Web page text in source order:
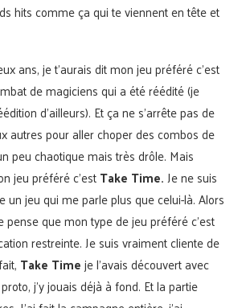
hits comme ça qui te viennent en tête et
ans, je t’aurais dit mon jeu préféré c’est
de magiciens qui a été réédité (je
d’ailleurs). Et ça ne s’arrête pas de
autres pour aller choper des combos de
peu chaotique mais très drôle. Mais
jeu préféré c’estTake Time.Je ne suis
un jeu qui me parle plus que celui-là. Alors
que mon type de jeu préféré c’est
restreinte. Je suis vraiment cliente de
Take Timeje l’avais découvert avec
j’y jouais déjà à fond. Et la partie